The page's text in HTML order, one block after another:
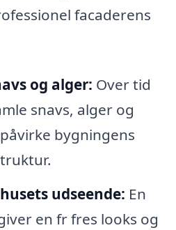
facaderens
og alger: Over tid
snavs, alger og
bygningens
udseende: En
en fr fres looks og